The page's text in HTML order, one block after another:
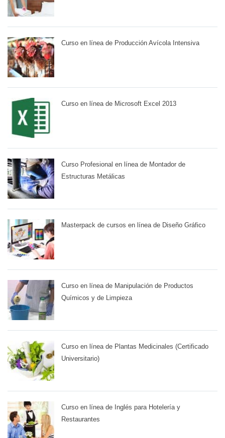
Curso en línea de Producción Avícola Intensiva
Curso en línea de Microsoft Excel 2013
Curso Profesional en línea de Montador de
Estructuras Metálicas
Masterpack de cursos en línea de Diseño Gráfico
Curso en línea de Manipulación de Productos
Químicos y de Limpieza
Curso en línea de Plantas Medicinales (Certificado
Universitario)
Curso en línea de Inglés para Hotelería y
Restaurantes